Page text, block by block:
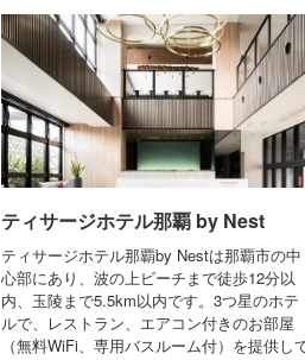
ティサージホテル那覇 by Nest
ティサージホテル那覇by Nestは那覇市の中
心部にあり、波の上ビーチまで徒歩12分以
内、玉陵まで5.5km以内です。3つ星のホテ
ルで、レストラン、エアコン付きのお部屋
（無料WiFi、専用バスルーム付）を提供し